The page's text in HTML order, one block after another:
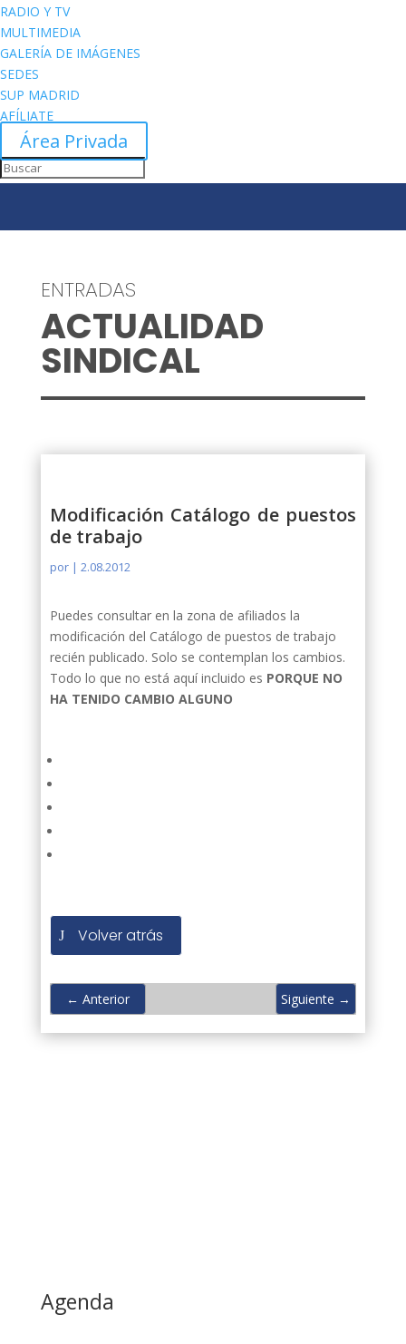
RADIO Y TV
MULTIMEDIA
GALERÍA DE IMÁGENES
SEDES
SUP MADRID
AFÍLIATE
Área Privada
ENTRADAS
ACTUALIDAD
SINDICAL
Modificación Catálogo de puestos
de trabajo
por | 2.08.2012
Puedes consultar en la zona de afiliados la
modificación del Catálogo de puestos de trabajo
recién publicado. Solo se contemplan los cambios.
Todo lo que no está aquí incluido es PORQUE NO
HA TENIDO CAMBIO ALGUNO
Volver atrás
← Anterior Siguiente →
Agenda